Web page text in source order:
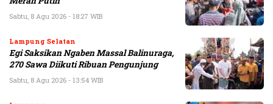
Sabtu, 8 Agu 2026 - 18:27 WIB
Lampung Selatan
Egi Saksikan Ngaben Massal Balinuraga,
270 Sawa Diikuti Ribuan Pengunjung
Sabtu, 8 Agu 2026 - 13:54 WIB